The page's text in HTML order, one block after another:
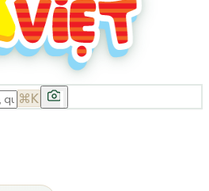
⌘K